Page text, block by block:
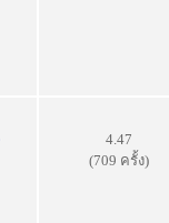
4.47
(709 ครั้ง)